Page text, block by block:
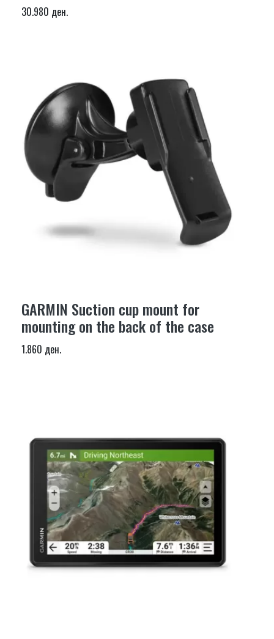
30.980 ден.
GARMIN Suction cup mount for
mounting on the back of the case
1.860 ден.